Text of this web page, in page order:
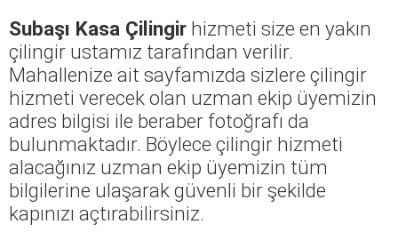
Subaşı Kasa Çilingir hizmeti size en yakın
çilingir ustamız tarafından verilir.
Mahallenize ait sayfamızda sizlere çilingir
hizmeti verecek olan uzman ekip üyemizin
adres bilgisi ile beraber fotoğrafı da
bulunmaktadır. Böylece çilingir hizmeti
alacağınız uzman ekip üyemizin tüm
bilgilerine ulaşarak güvenli bir şekilde
kapınızı açtırabilirsiniz.